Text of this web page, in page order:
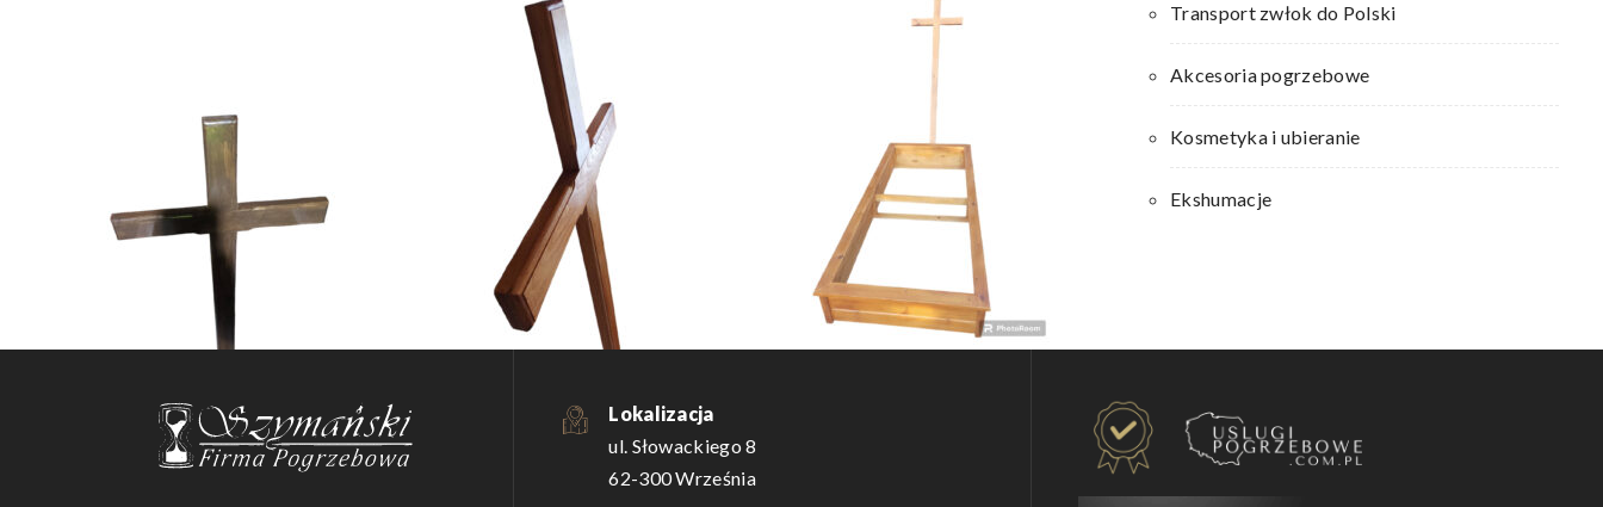
Transport zwłok do Polski
Akcesoria pogrzebowe
Kosmetyka i ubieranie
Ekshumacje
Lokalizacja
ul. Słowackiego 8
62-300 Września